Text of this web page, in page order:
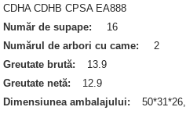
CDHA CDHB CPSA EA888
Număr de supape:
16
Numărul de arbori cu came:
2
Greutate brută:
13.9
Greutate netă:
12.9
Dimensiunea ambalajului: